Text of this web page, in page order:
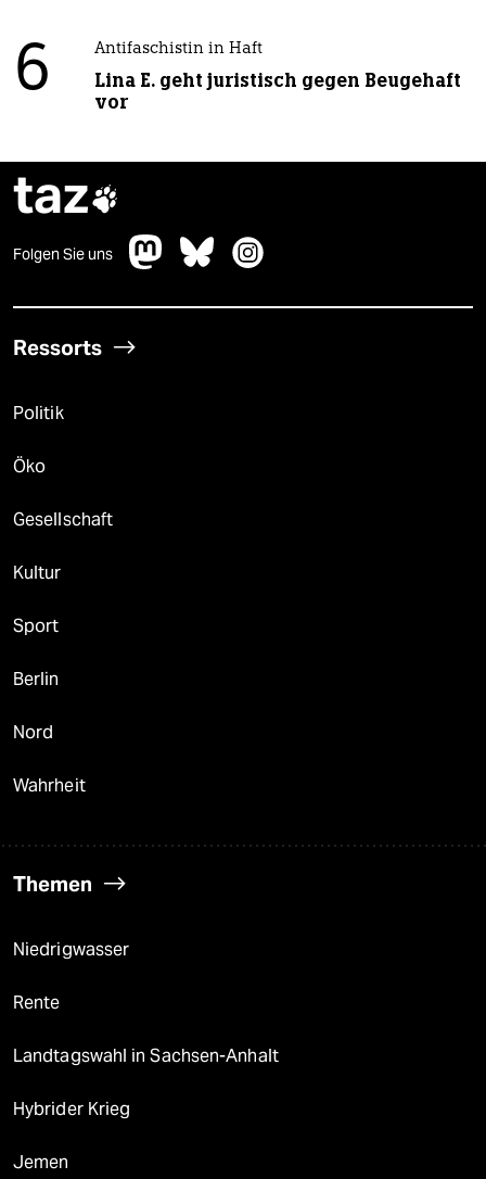
6 Antifaschistin in Haft
Lina E. geht juristisch gegen Beugehaft
vor
taz
Folgen Sie uns
Ressorts
Politik
Öko
Gesellschaft
Kultur
Sport
Berlin
Nord
Wahrheit
Themen
Niedrigwasser
Rente
Landtagswahl in Sachsen-Anhalt
Hybrider Krieg
Jemen